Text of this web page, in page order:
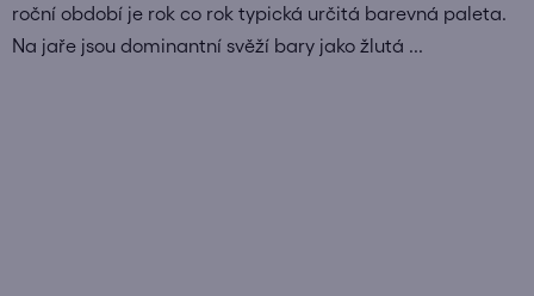
roční období je rok co rok typická určitá barevná paleta.
Na jaře jsou dominantní svěží bary jako žlutá ...